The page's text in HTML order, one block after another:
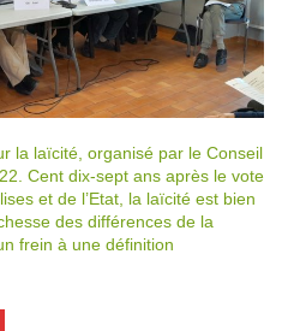
la laïcité, organisé par le Conseil
Cent dix-sept ans après le vote
et de l’Etat, la laïcité est bien
des différences de la
frein à une définition